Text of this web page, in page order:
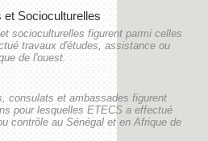
Socioculturelles
socioculturelles figurent parmi celles
travaux d'études, assistance ou
de l'ouest.
consulats et ambassades figurent
pour lesquelles ETECS a effectué
contrôle au Sénégal et en Afrique de